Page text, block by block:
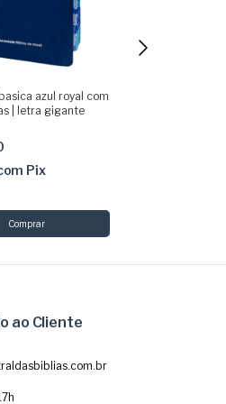
azul royal com
| letra gigante
Pix
ao Cliente